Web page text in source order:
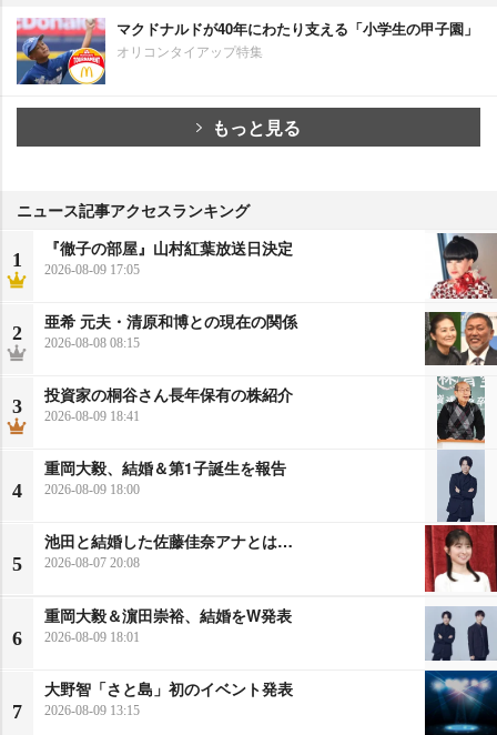
マクドナルドが40年にわたり支える「小学生の甲子園」
オリコンタイアップ特集
もっと見る
ニュース記事アクセスランキング
1
『徹子の部屋』山村紅葉放送日決定
2026-08-09 17:05
2
亜希 元夫・清原和博との現在の関係
2026-08-08 08:15
3
投資家の桐谷さん長年保有の株紹介
2026-08-09 18:41
4
重岡大毅、結婚＆第1子誕生を報告
2026-08-09 18:00
5
池田と結婚した佐藤佳奈アナとは…
2026-08-07 20:08
6
重岡大毅＆濵田崇裕、結婚をW発表
2026-08-09 18:01
7
大野智「さと島」初のイベント発表
2026-08-09 13:15